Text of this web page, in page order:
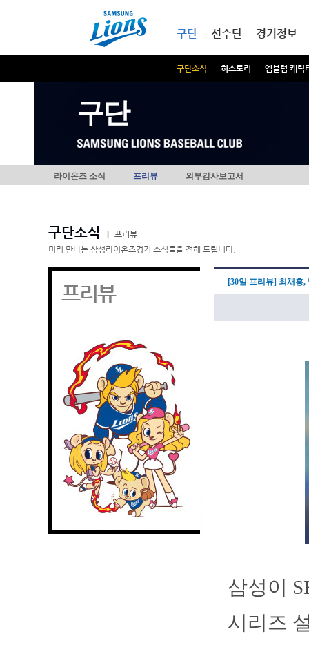
구단
구단소식 히스토리 엠블럼 캐릭
선수단 경기정보
구단
라이온즈 소식 프리뷰 외부감사보고서
구단소식
프리뷰
미리 만나는 삼성라이온즈경기 소식들을 전해 드립니다.
프리뷰 [30일 프리뷰] 최채흥
삼성이
시리즈